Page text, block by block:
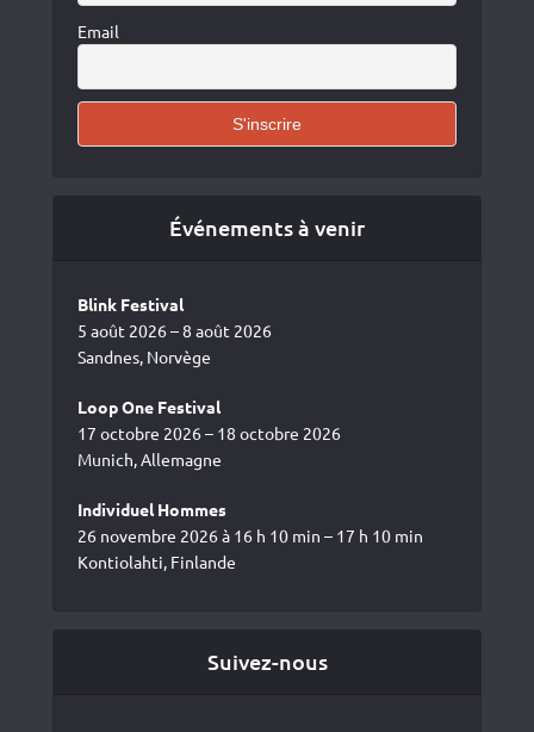
Email
Événements à venir
Blink Festival
5 août 2026 – 8 août 2026
Sandnes, Norvège
Loop One Festival
17 octobre 2026 – 18 octobre 2026
Munich, Allemagne
Individuel Hommes
26 novembre 2026 à 16 h 10 min – 17 h 10 min
Kontiolahti, Finlande
Suivez-nous